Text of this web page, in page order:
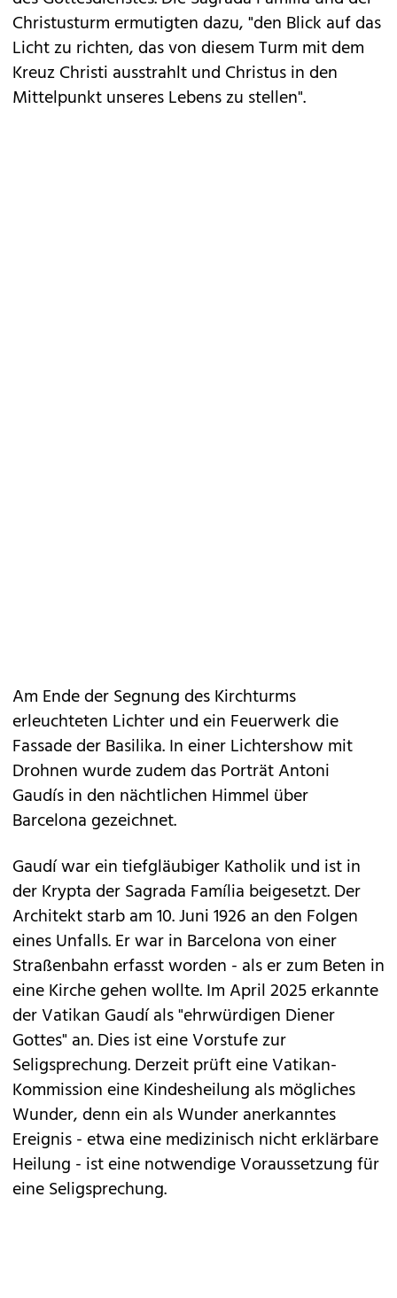
Christusturm ermutigten dazu, "den Blick auf das
Licht zu richten, das von diesem Turm mit dem
Kreuz Christi ausstrahlt und Christus in den
Mittelpunkt unseres Lebens zu stellen".
Am Ende der Segnung des Kirchturms
erleuchteten Lichter und ein Feuerwerk die
Fassade der Basilika. In einer Lichtershow mit
Drohnen wurde zudem das Porträt Antoni
Gaudís in den nächtlichen Himmel über
Barcelona gezeichnet.
Gaudí war ein tiefgläubiger Katholik und ist in
der Krypta der Sagrada Família beigesetzt. Der
Architekt starb am 10. Juni 1926 an den Folgen
eines Unfalls. Er war in Barcelona von einer
Straßenbahn erfasst worden - als er zum Beten in
eine Kirche gehen wollte. Im April 2025 erkannte
der Vatikan Gaudí als "ehrwürdigen Diener
Gottes" an. Dies ist eine Vorstufe zur
Seligsprechung. Derzeit prüft eine Vatikan-
Kommission eine Kindesheilung als mögliches
Wunder, denn ein als Wunder anerkanntes
Ereignis - etwa eine medizinisch nicht erklärbare
Heilung - ist eine notwendige Voraussetzung für
eine Seligsprechung.